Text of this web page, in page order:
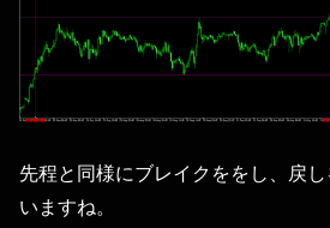
先程と同様にブレイクををし、戻
いますね。